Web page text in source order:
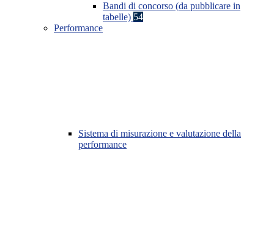
Bandi di concorso (da pubblicare in
tabelle) 54
Performance
Sistema di misurazione e valutazione della
performance